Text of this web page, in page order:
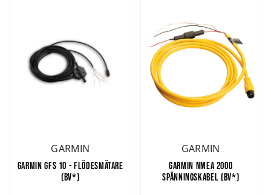
GARMIN
GARMIN GFS 10 - FLÖDESMÄTARE
(BV*)
GARMIN
GARMIN NMEA 2000
SPÄNNINGSKABEL (BV*)